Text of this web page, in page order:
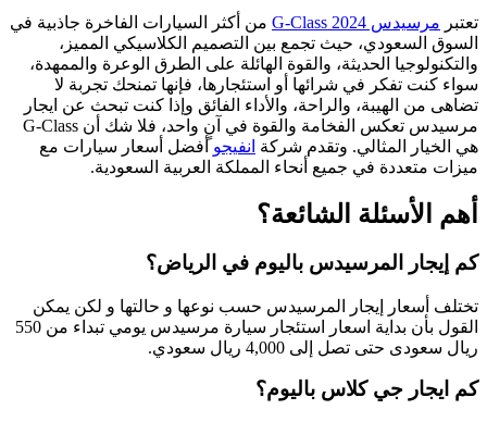
تعتبر مرسيدس G-Class 2024
من أكثر السيارات الفاخرة جاذبية في
السوق السعودي، حيث تجمع بين التصميم الكلاسيكي المميز،
والتكنولوجيا الحديثة، والقوة الهائلة على الطرق الوعرة والممهدة،
سواء كنت تفكر في شرائها أو استئجارها، فإنها تمنحك تجربة لا
تضاهى من الهيبة، والراحة، والأداء الفائق وإذا كنت تبحث عن ايجار
مرسيدس تعكس الفخامة والقوة في آنٍ واحد، فلا شك أن G-Class
هي الخيار المثالي. وتقدم شركة انفيجوأفضل أسعار سيارات مع
ميزات متعددة في جميع أنحاء المملكة العربية السعودية.
أهم الأسئلة الشائعة؟
كم إيجار المرسيدس باليوم في الرياض؟
تختلف أسعار إيجار المرسيدس حسب نوعها و حالتها و لكن يمكن
القول بأن بداية اسعار استئجار سيارة مرسيدس يومي تبداء من 550
ريال سعودى حتى تصل إلى 4,000 ريال سعودي.
كم ايجار جي كلاس باليوم؟